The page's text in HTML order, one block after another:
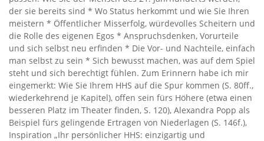
der sie bereits sind * Wo Status herkommt und wie Sie Ihren
meistern * Öffentlicher Misserfolg, würdevolles Scheitern und
die Rolle des eigenen Egos * Anspruchsdenken, Vorurteile
und sich selbst neu erfinden * Die Vor- und Nachteile, einfach
man selbst zu sein * Sich bewusst machen, was auf dem Spiel
steht und sich berechtigt fühlen. Zum Erinnern habe ich mir
eingemerkt: Wie Sie Ihrem HHS auf die Spur kommen (S. 80ff.,
wiederkehrend je Kapitel), offen sein fürs Höhere (etwa einen
besseren Platz im Theater finden, S. 120), Alexandra Popp als
Beispiel fürs gelingende Ertragen von Niederlagen (S. 146f.),
Inspiration „Ihr persönlicher HHS: einzigartig und